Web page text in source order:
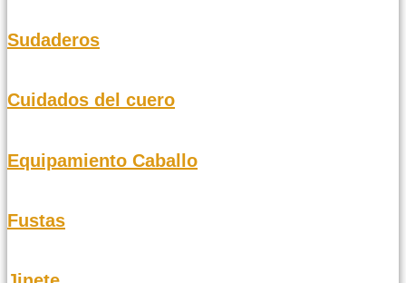
Sudaderos
Cuidados del cuero
Equipamiento Caballo
Fustas